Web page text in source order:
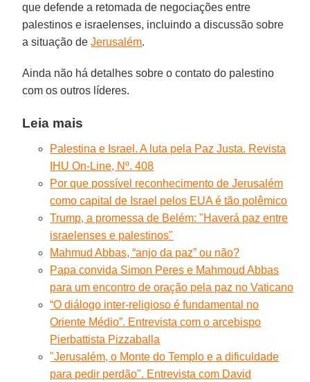
que defende a retomada de negociações entre
palestinos e israelenses, incluindo a discussão sobre
a situação deJerusalém.
Ainda não há detalhes sobre o contato do palestino
com os outros líderes.
Leia mais
Palestina e Israel. A luta pela Paz Justa. Revista
IHU On-Line, Nº. 408
Por que possível reconhecimento de Jerusalém
como capital de Israel pelos EUA é tão polêmico
Trump, a promessa de Belém: "Haverá paz entre
israelenses e palestinos"
Mahmud Abbas, “anjo da paz” ou não?
Papa convida Simon Peres e Mahmoud Abbas
para um encontro de oração pela paz no Vaticano
“O diálogo inter-religioso é fundamental no
Oriente Médio”. Entrevista com o arcebispo
Pierbattista Pizzaballa
"Jerusalém, o Monte do Templo e a dificuldade
para pedir perdão". Entrevista com David